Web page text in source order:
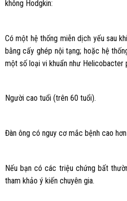
không Hodgkin:
Có một hệ thống miễn dịch yếu sau
bằng cấy ghép nội tạng; hoặc hệ
một số loại vi khuẩn như Helicobacter
Người cao tuổi (trên 60 tuổi).
Đàn ông có nguy cơ mắc bệnh cao
Nếu bạn có các triệu chứng bất
tham khảo ý kiến chuyên gia.